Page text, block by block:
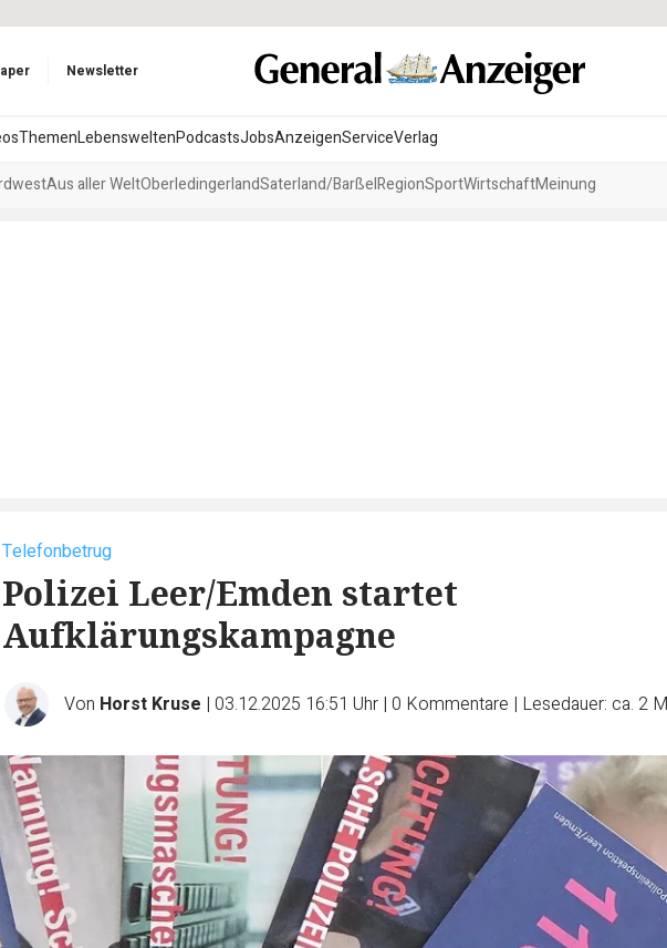
Newsletter
ThemenLebensweltenPodcastsJobsAnzeigenServiceVerlag
Aus aller WeltOberledingerlandSaterland/BarßelRegionSportWirtschaftMeinung
Telefonbetrug
Polizei Leer/Emden startet
Aufklärungskampagne
Von Horst Kruse | 03.12.2025 16:51 Uhr | 0 Kommentare | Lesedauer: ca. 2